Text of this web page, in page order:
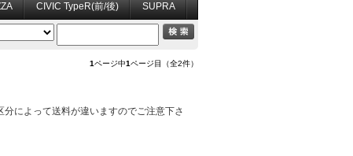
CIVIC TypeR(前/後) SUPRA
1ページ中1ページ目（全2件）
によって送料が違いますのでご注意下さ